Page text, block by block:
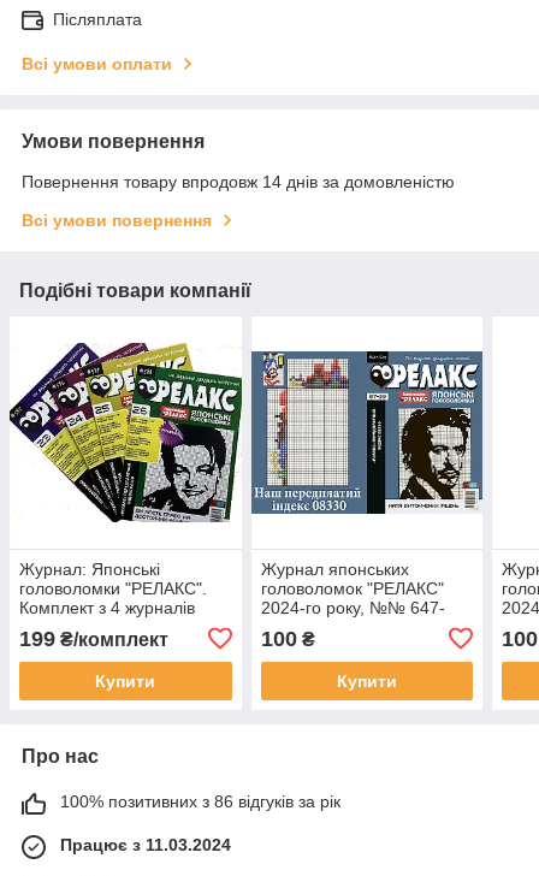
Післяплата
Всі умови оплати
Умови повернення
Повернення товару впродовж 14 днів за домовленістю
Всі умови повернення
Подібні товари компанії
Журнал: Японські
головоломки "РЕЛАКС".
Комплект з 4 журналів
199 ₴/комплект
Купити
Журнал японських
головоломок "РЕЛАКС"
2024-го року, №№ 647-
100₴
Купити
100
Про нас
100% позитивних з 86 відгуків за рік
Працює з 11.03.2024